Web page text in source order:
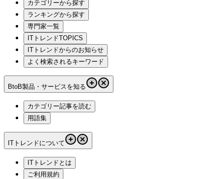
カテゴリーから探す
ランキングから探す
専門家一覧
ITトレンドTOPICS
ITトレンドからのお知らせ
よく検索されるキーワード
BtoB製品・サービスを知る
カテゴリー記事を読む
用語集
ITトレンドについて
ITトレンドとは
ご利用規約